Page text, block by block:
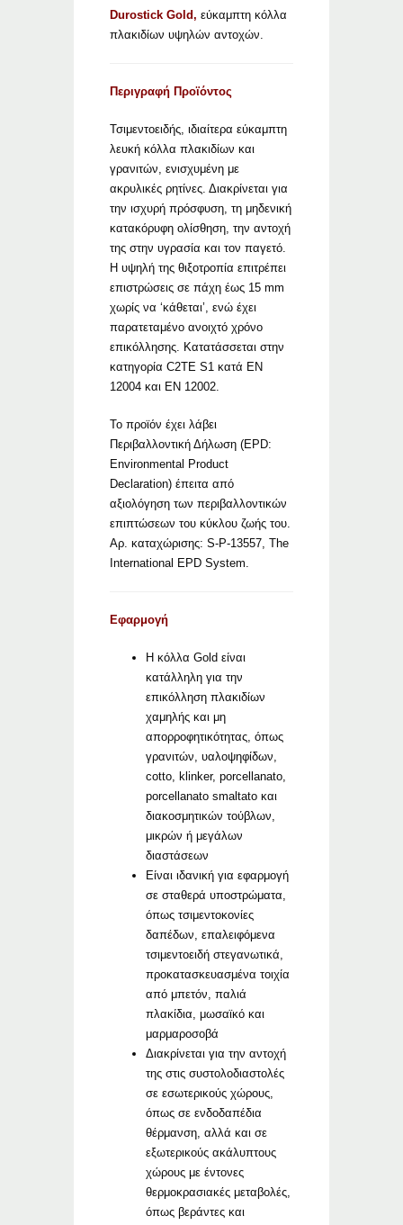
Durostick Gold,εύκαμπτη κόλλα
πλακιδίων υψηλών αντοχών.
Περιγραφή Προϊόντος
Τσιμεντοειδής, ιδιαίτερα εύκαμπτη
λευκή κόλλα πλακιδίων και
γρανιτών, ενισχυμένη με
ακρυλικές ρητίνες. Διακρίνεται για
την ισχυρή πρόσφυση, τη μηδενική
κατακόρυφη ολίσθηση, την αντοχή
της στην υγρασία και τον παγετό.
Η υψηλή της θιξοτροπία επιτρέπει
επιστρώσεις σε πάχη έως 15 mm
χωρίς να ‘κάθεται’, ενώ έχει
παρατεταμένο ανοιχτό χρόνο
επικόλλησης. Κατατάσσεται στην
κατηγορία C2TΕ S1 κατά ΕΝ
12004 και ΕΝ 12002.
Το προϊόν έχει λάβει
Περιβαλλοντική Δήλωση (EPD:
Environmental Product
Declaration) έπειτα από
αξιολόγηση των περιβαλλοντικών
επιπτώσεων του κύκλου ζωής του.
Αρ. καταχώρισης: S-P-13557, The
International EPD System.
Εφαρμογή
Η κόλλα Gold είναι
κατάλληλη για την
επικόλληση πλακιδίων
χαμηλής και μη
απορροφητικότητας, όπως
γρανιτών, υαλοψηφίδων,
cotto, klinker, porcellanato,
porcellanato smaltato και
διακοσμητικών τούβλων,
μικρών ή μεγάλων
διαστάσεων
Είναι ιδανική για εφαρμογή
σε σταθερά υποστρώματα,
όπως τσιμεντοκονίες
δαπέδων, επαλειφόμενα
τσιμεντοειδή στεγανωτικά,
προκατασκευασμένα τοιχία
από μπετόν, παλιά
πλακίδια, μωσαϊκό και
μαρμαροσοβά
Διακρίνεται για την αντοχή
της στις συστολοδιαστολές
σε εσωτερικούς χώρους,
όπως σε ενδοδαπέδια
θέρμανση, αλλά και σε
εξωτερικούς ακάλυπτους
χώρους με έντονες
θερμοκρασιακές μεταβολές,
όπως βεράντες και